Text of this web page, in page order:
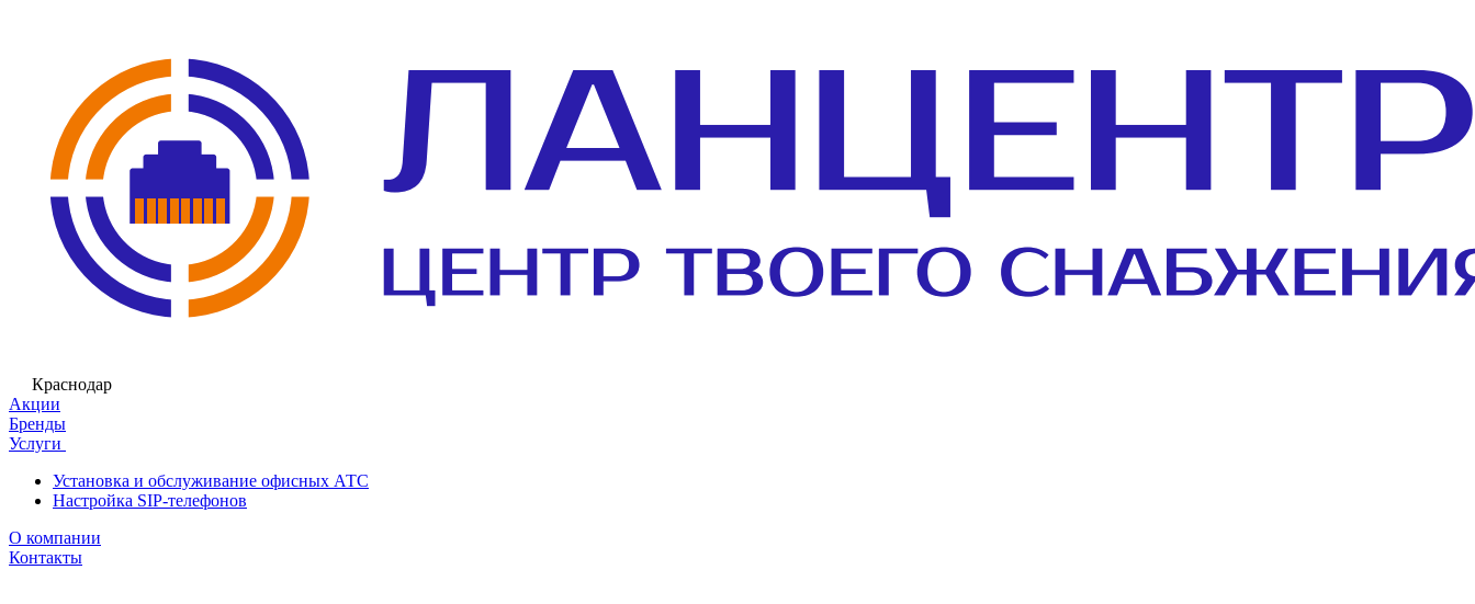
Краснодар
Акции
Бренды
Услуги
Установка и обслуживание офисных АТС
Настройка SIP-телефонов
О компании
Контакты